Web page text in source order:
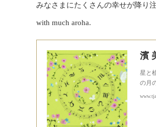
みなさまにたくさんの幸せが降り
with much aroha.
星と
の月